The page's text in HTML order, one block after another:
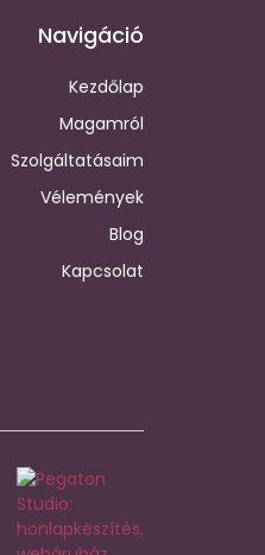
Navigáció
Kezdőlap
Magamról
Szolgáltatásaim
Vélemények
Blog
Kapcsolat